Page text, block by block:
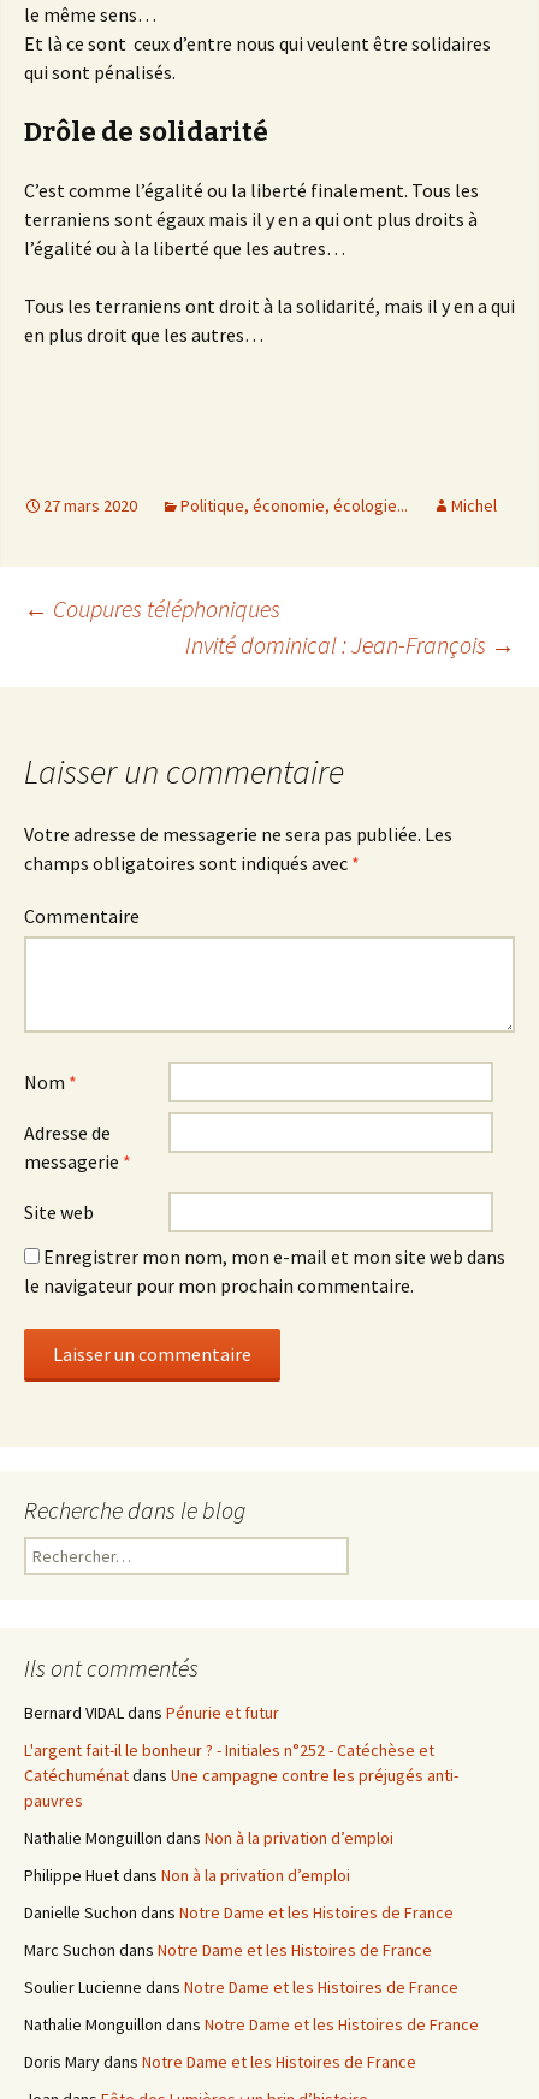
le même sens…
Et là ce sont ceux d’entre nous qui veulent être solidaires
qui sont pénalisés.
Drôle de solidarité
C’est comme l’égalité ou la liberté finalement. Tous les
terraniens sont égaux mais il y en a qui ont plus droits à
l’égalité ou à la liberté que les autres…
Tous les terraniens ont droit à la solidarité, mais il y en a qui
en plus droit que les autres…
27 mars 2020 Politique, économie, écologie... Michel
Navigation
des
articles
← Coupures téléphoniques
Invité dominical : Jean-François →
Laisser un commentaire
Votre adresse de messagerie ne sera pas publiée. Les
champs obligatoires sont indiqués avec *
Commentaire
Nom *
Adresse de
messagerie *
Site web
Enregistrer mon nom, mon e-mail et mon site web dans
le navigateur pour mon prochain commentaire.
Recherche dans le blog
R
e
r
h
e
r
Ils ont commentés
Bernard VIDAL dans Pénurie et futur
L'argent fait-il le bonheur ? - Initiales n°252 - Catéchèse et
Catéchuménatdans Une campagne contre les préjugés anti-
pauvres
Nathalie Monguillon dans Non à la privation d’emploi
Philippe Huetdans Non à la privation d’emploi
Danielle Suchon dans Notre Dame et les Histoires de France
Marc Suchon dans Notre Dame et les Histoires de France
Soulier Lucienne dans Notre Dame et les Histoires de France
Nathalie Monguillon dans Notre Dame et les Histoires de France
Doris Marydans Notre Dame et les Histoires de France